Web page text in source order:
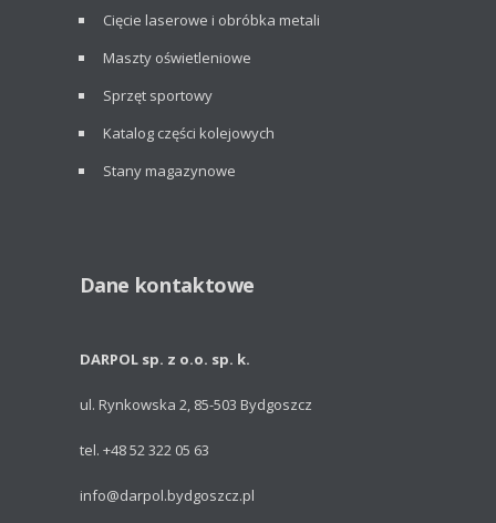
Cięcie laserowe i obróbka metali
Maszty oświetleniowe
Sprzęt sportowy
Katalog części kolejowych
Stany magazynowe
Dane kontaktowe
DARPOL sp. z o.o. sp. k.
ul. Rynkowska 2, 85-503 Bydgoszcz
tel. +48 52 322 05 63
info@darpol.bydgoszcz.pl